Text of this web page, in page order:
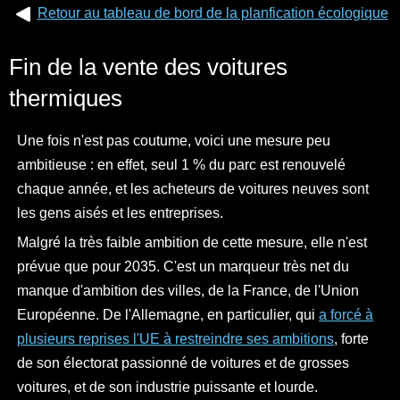
Retour au tableau de bord de la planfication écologique
Fin de la vente des voitures
thermiques
Une fois n'est pas coutume, voici une mesure peu
ambitieuse : en effet, seul 1 % du parc est renouvelé
chaque année, et les acheteurs de voitures neuves sont
les gens aisés et les entreprises.
Malgré la très faible ambition de cette mesure, elle n'est
prévue que pour 2035. C'est un marqueur très net du
manque d'ambition des villes, de la France, de l'Union
Européenne. De l'Allemagne, en particulier, quia forcé à
plusieurs reprises l'UE à restreindre ses ambitions, forte
de son électorat passionné de voitures et de grosses
voitures, et de son industrie puissante et lourde.